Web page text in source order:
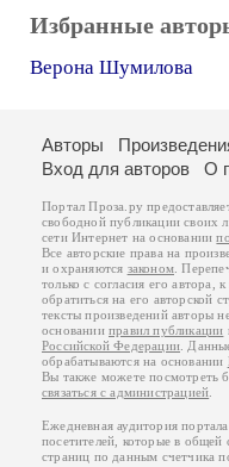
Избранные
Верона Шумилова
Авторы
Вход для авторов
О
Портал Проза.ру
свободной публикации своих
сети Интернет на основании
Все авторские права на
и охраняются законом .
только с согласия его автора,
обратиться на его авторской
тексты произведений авторы
основанииправил публикации
Российской Федерации .
обрабатываются на основании
Вы также можете посмотреть
связаться с администрацией
Ежедневная аудитория
посетителей, которые в
страниц по данным счетчика